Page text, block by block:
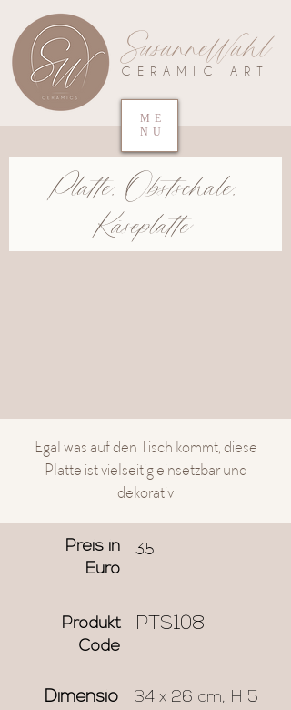
SusanneWahl
CERAMIC ART
ME
NU
Platte, Obstschale,
Käseplatte
Egal was auf den Tisch kommt, diese
Platte ist vielseitig einsetzbar und
dekorativ
Preis in
Euro
35
Produkt
Code
PTS108
Dimensio
34 x 26 cm, H 5